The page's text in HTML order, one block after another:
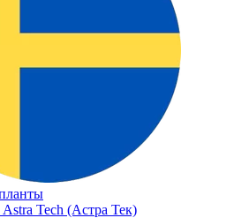
Tech (Астра Тек)